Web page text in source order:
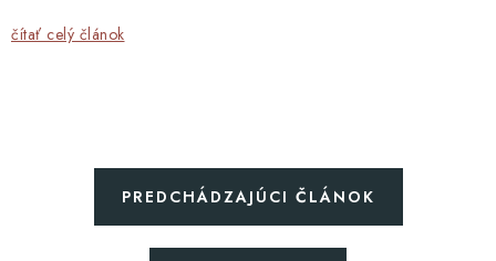
čítať celý článok
PREDCHÁDZAJÚCI ČLÁNOK